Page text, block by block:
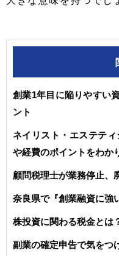
創業1年目に陥りやすい
ント
ネイリスト・エステテ
や経費のポイントをわか
顧問税理士が業務停止、
奈良県で『創業融資に強
株投資に関わる税金とは
副業の確定申告で気をつ